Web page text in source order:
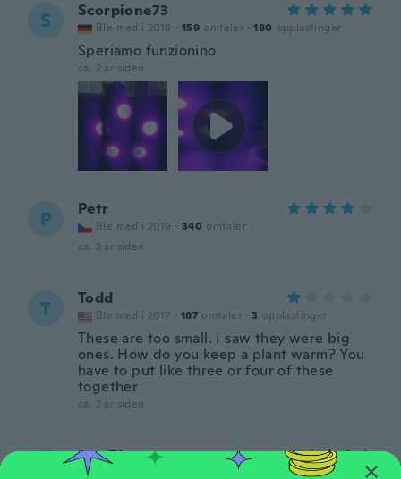
S Scorpione73
Ble med i 2018 · 159 omtaler · 180 opplastinger
Speriamo funzionino
ca. 2 år siden
P Petr
Ble med i 2019 · 340 omtaler
ca. 2 år siden
T Todd
Ble med i 2017 · 187 omtaler · 3 opplastinger
These are too small. I saw they were big
ones. How do you keep a plant warm? You
have to put like three or four of these
together
ca. 2 år siden
Jan Olav
omtaler
opplastinger